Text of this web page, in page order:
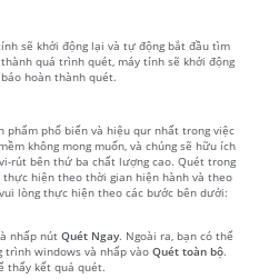
sẽ khởi động lại và tự động bắt đầu tìm
quá trình quét, máy tính sẽ khởi động
hoàn thành quét.
phẩm phổ biến và hiệu qur nhất trong việc
không mong muốn, và chúng sẽ hữu ích
rút bên thứ ba chất lượng cao. Quét trong
hiện theo thời gian hiện hành và theo
lòng thực hiện theo các bước bên dưới:
nhấp nút Quét Ngay. Ngoài ra, bạn có thể
trình windows và nhấp vào Quét toàn bộ.
thấy kết quả quét.